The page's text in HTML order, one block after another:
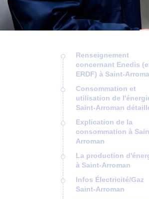
Renseignement
concernant Enedis
ERDF) à Saint-
Consommation et
utilisation de
Saint-Arroman
Explication de la
consommation à
Arroman
La production
à Saint-Arroman
Infos Électricité/Gaz
Saint-Arroman